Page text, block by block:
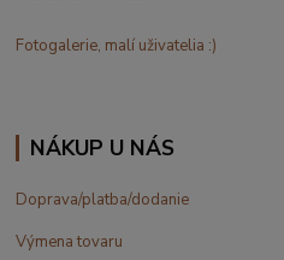
Fotogalerie, malí uživatelia :)
NÁKUP U NÁS
Doprava/platba/dodanie
Výmena tovaru